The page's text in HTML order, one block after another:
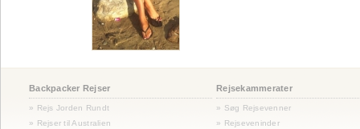
Backpacker Rejser Rejsekammerater
» Rejs Jorden Rundt
» Søg Rejsevenner
» Rejser til Australien
» Rejseveninder